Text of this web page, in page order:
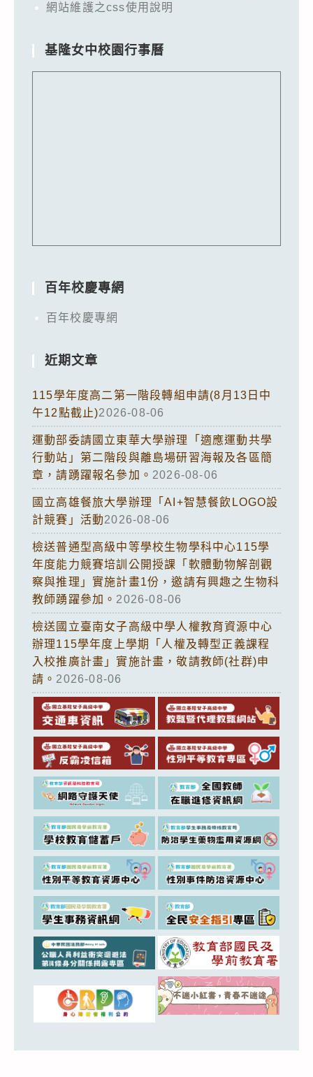
網站維護之css使用說明
基隆女中校園行事曆
百年校慶專網
百年校慶專網
近期文章
115學年度高二第一階段轉組申請(8月13日中
午12點截止)2026-08-06
運動部委請國立東華大學辦理「適應運動共學
行動站」第二階段與離島場研習海報及各區簡
章，請踴躍報名參加。 2026-08-06
國立高雄餐旅大學辦理「AI+智慧餐飲LOGO設
計競賽」活動2026-08-06
檢送普通型高級中等學校生物學科中心115學
年度能力競賽培訓公開授課「軟體動物解剖觀
察與推理」實施計畫1份，邀請有興趣之生物科
教師踴躍參加。 2026-08-06
檢送國立臺南女子高級中學人權教育資源中心
辦理115學年度上學期「人權及轉型正義課程
入校推廣計畫」實施計畫，敬請教師(社群)申
請。 2026-08-06